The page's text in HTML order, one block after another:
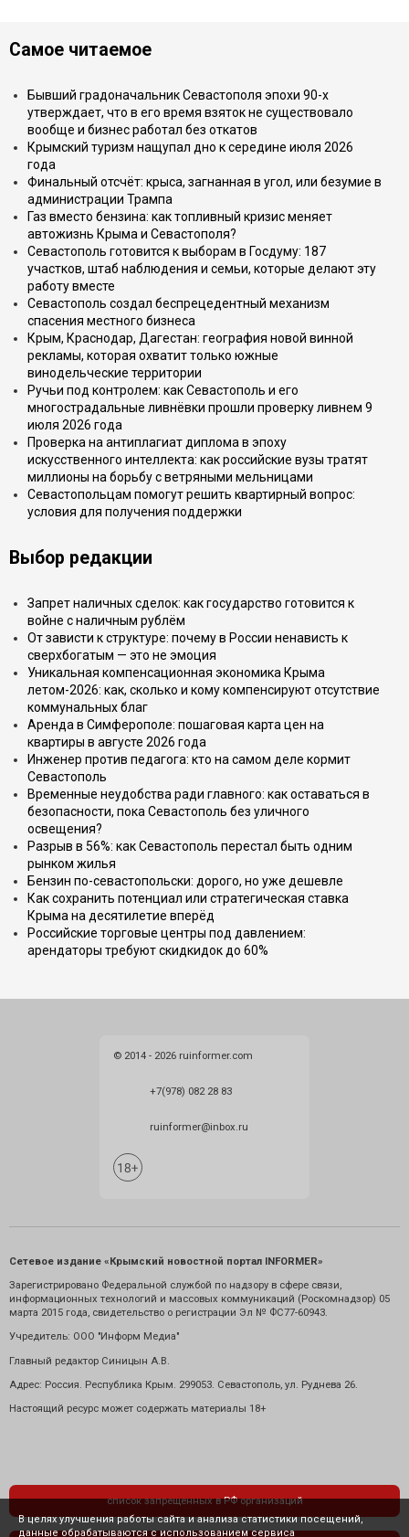
Самое читаемое
Бывший градоначальник Севастополя эпохи 90-х
утверждает, что в его время взяток не существовало
вообще и бизнес работал без откатов
Крымский туризм нащупал дно к середине июля 2026
года
Финальный отсчёт: крыса, загнанная в угол, или безумие в
администрации Трампа
Газ вместо бензина: как топливный кризис меняет
автожизнь Крыма и Севастополя?
Севастополь готовится к выборам в Госдуму: 187
участков, штаб наблюдения и семьи, которые делают эту
работу вместе
Севастополь создал беспрецедентный механизм
спасения местного бизнеса
Крым, Краснодар, Дагестан: география новой винной
рекламы, которая охватит только южные
винодельческие территории
Ручьи под контролем: как Севастополь и его
многострадальные ливнёвки прошли проверку ливнем 9
июля 2026 года
Проверка на антиплагиат диплома в эпоху
искусственного интеллекта: как российские вузы тратят
миллионы на борьбу с ветряными мельницами
Севастопольцам помогут решить квартирный вопрос:
условия для получения поддержки
Выбор редакции
Запрет наличных сделок: как государство готовится к
войне с наличным рублём
От зависти к структуре: почему в России ненависть к
сверхбогатым — это не эмоция
Уникальная компенсационная экономика Крыма
летом-2026: как, сколько и кому компенсируют отсутствие
коммунальных благ
Аренда в Симферополе: пошаговая карта цен на
квартиры в августе 2026 года
Инженер против педагога: кто на самом деле кормит
Севастополь
Временные неудобства ради главного: как оставаться в
безопасности, пока Севастополь без уличного
освещения?
Разрыв в 56%: как Севастополь перестал быть одним
рынком жилья
Бензин по-севастопольски: дорого, но уже дешевле
Как сохранить потенциал или стратегическая ставка
Крыма на десятилетие вперёд
Российские торговые центры под давлением:
арендаторы требуют скидкидок до 60%
© 2014 - 2026 ruinformer.com
+7(978) 082 28 83
ruinformer@inbox.ru
Сетевое издание «Крымский новостной портал INFORMER»
Зарегистрировано Федеральной службой по надзору в сфере связи,
информационных технологий и массовых коммуникаций (Роскомнадзор) 05
марта 2015 года, свидетельство о регистрации Эл № ФС77-60943.
Учредитель: ООО "Информ Медиа"
Главный редактор Синицын А.В.
Адрес: Россия. Республика Крым. 299053. Севастополь, ул. Руднева 26.
Настоящий ресурс может содержать материалы 18+
список запрещенных в РФ организаций
В целях улучшения работы сайта и анализа статистики посещений,
данные обрабатываются с использованием сервиса